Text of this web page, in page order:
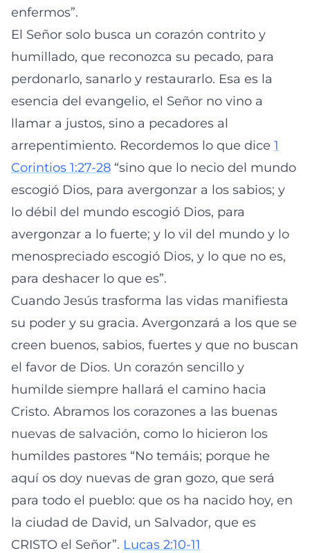
enfermos”.
El Señor solo busca un corazón contrito y
humillado, que reconozca su pecado, para
perdonarlo, sanarlo y restaurarlo. Esa es la
esencia del evangelio, el Señor no vino a
llamar a justos, sino a pecadores al
arrepentimiento. Recordemos lo que dice 1
Corintios 1:27-28 “sino que lo necio del mundo
escogió Dios, para avergonzar a los sabios; y
lo débil del mundo escogió Dios, para
avergonzar a lo fuerte; y lo vil del mundo y lo
menospreciado escogió Dios, y lo que no es,
para deshacer lo que es”.
Cuando Jesús trasforma las vidas manifiesta
su poder y su gracia. Avergonzará a los que se
creen buenos, sabios, fuertes y que no buscan
el favor de Dios. Un corazón sencillo y
humilde siempre hallará el camino hacia
Cristo. Abramos los corazones a las buenas
nuevas de salvación, como lo hicieron los
humildes pastores “No temáis; porque he
aquí os doy nuevas de gran gozo, que será
para todo el pueblo: que os ha nacido hoy, en
la ciudad de David, un Salvador, que es
CRISTO el Señor”. Lucas 2:10-11